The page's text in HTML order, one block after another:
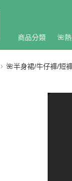
商品分類 🌺
🌺半身裙/牛仔褲/短